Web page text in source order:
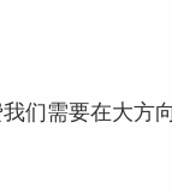
们需要在大方